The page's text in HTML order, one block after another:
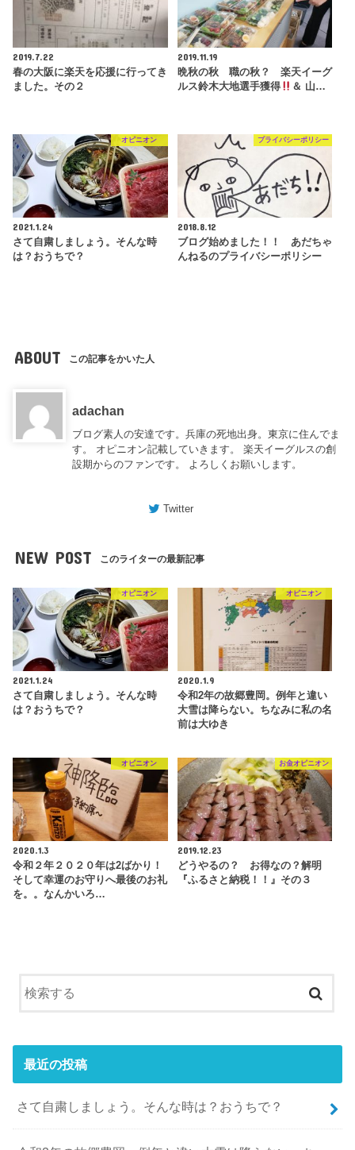
2019.7.22
春の大阪に楽天を応援に行ってき
ました。その２
2019.11.19
晩秋の秋 職の秋？ 楽天イーグ
ルス鈴木大地選手獲得
＆ 山…
オピニオン
2021.1.24
さて自粛しましょう。そんな時
は？おうちで？
プライバシーポリシー
2018.8.12
ブログ始めました！！ あだちゃ
んねるのプライバシーポリシー
ABOUT この記事をかいた人
adachan
ブログ素人の安達です。兵庫の死地出身。東京に住んでま
す。 オピニオン記載していきます。 楽天イーグルスの創
設期からのファンです。 よろしくお願いします。
Twitter
NEW POST このライターの最新記事
オピニオン
2021.1.24
さて自粛しましょう。そんな時
は？おうちで？
オピニオン
2020.1.9
令和2年の故郷豊岡。例年と違い
大雪は降らない。ちなみに私の名
前は大ゆき
オピニオン
2020.1.3
令和２年２０２０年は2ばかり！
そして幸運のお守りへ最後のお礼
を。。なんかいろ…
お金オピニオン
2019.12.23
どうやるの？ お得なの？解明
『ふるさと納税！！』その３
最近の投稿
さて自粛しましょう。そんな時は？おうちで？